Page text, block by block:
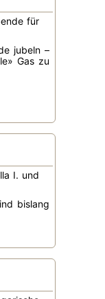
für
jubeln –
Gas zu
I. und
bislang